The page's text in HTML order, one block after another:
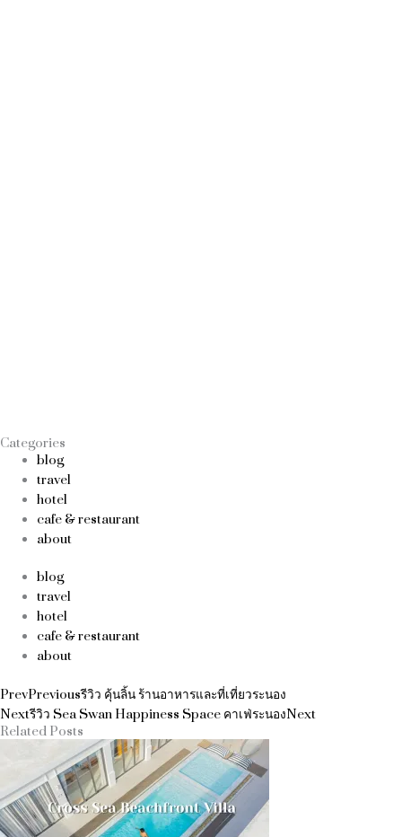
Categories
blog
travel
hotel
cafe & restaurant
about
blog
travel
hotel
cafe & restaurant
about
PrevPreviousรีวิว คุ้นลิ้น ร้านอาหารและที่เที่ยวระนอง
Nextรีวิว Sea Swan Happiness Space คาเฟ่ระนองNext
Related Posts